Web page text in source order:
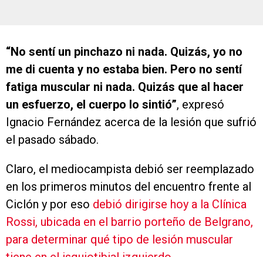
“No sentí un pinchazo ni nada. Quizás, yo no
me di cuenta y no estaba bien. Pero no sentí
fatiga muscular ni nada. Quizás que al hacer
un esfuerzo, el cuerpo lo sintió”, expresó
Ignacio Fernández acerca de la lesión que sufrió
el pasado sábado.
Claro, el mediocampista debió ser reemplazado
en los primeros minutos del encuentro frente al
Ciclón y por eso debió dirigirse hoy a la Clínica
Rossi, ubicada en el barrio porteño de Belgrano,
para determinar qué tipo de lesión muscular